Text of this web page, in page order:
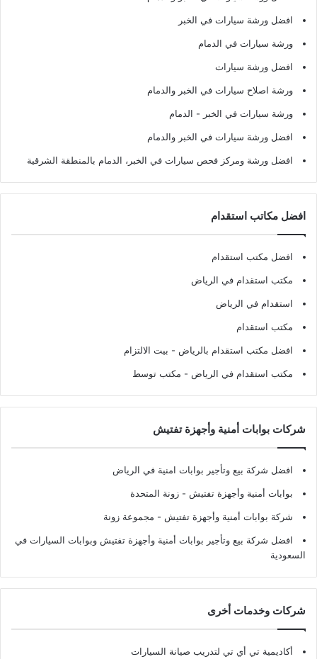
افضل ورشة سيارات في الخبر
ورشة سيارات في الدمام
افضل ورشة سيارات
ورشة اصلاح سيارات في الخبر والدمام
ورشة سيارات في الخبر - الدمام
افضل ورشة سيارات في الخبر والدمام
افضل ورشة ومركز فحص سيارات في الخبر، الدمام بالمنطقة الشرقية
افضل مكاتب استقدام
افضل مكتب استقدام
مكتب استقدام في الرياض
استقدام في الرياض
مكتب استقدام
افضل مكتب استقدام بالرياض - بيت الالتزام
مكتب استقدام في الرياض - مكتب توسط
شركات بوابات أمنية وأجهزة تفتيش
افضل شركة بيع وتأجير بوابات امنية في الرياض
بوابات أمنية وأجهزة تفتيش - زونة المتحدة
شركة بوابات أمنية وأجهزة تفتيش - مجموعة زونة
افضل شركة بيع وتأجير بوابات أمنية وأجهزة تفتيش وبوابات السيارات في
السعودية
شركات وخدمات أخرى
أكاديمية تي أي تي لتدريب صيانة السيارات